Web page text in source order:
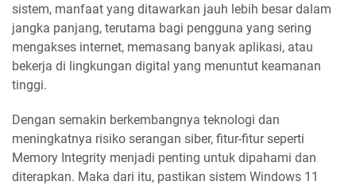
sistem, manfaat yang ditawarkan jauh lebih besar dalam
jangka panjang, terutama bagi pengguna yang sering
mengakses internet, memasang banyak aplikasi, atau
bekerja di lingkungan digital yang menuntut keamanan
tinggi.
Dengan semakin berkembangnya teknologi dan
meningkatnya risiko serangan siber, fitur-fitur seperti
Memory Integrity menjadi penting untuk dipahami dan
diterapkan. Maka dari itu, pastikan sistem Windows 11